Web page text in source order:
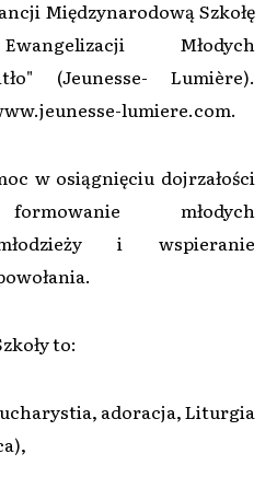
Międzynarodową Szkołę
Młodych
(Jeunesse- Lumière).
lumiere.com.
w osiągnięciu dojrzałości
młodych
i wspieranie
to:
adoracja, Liturgia